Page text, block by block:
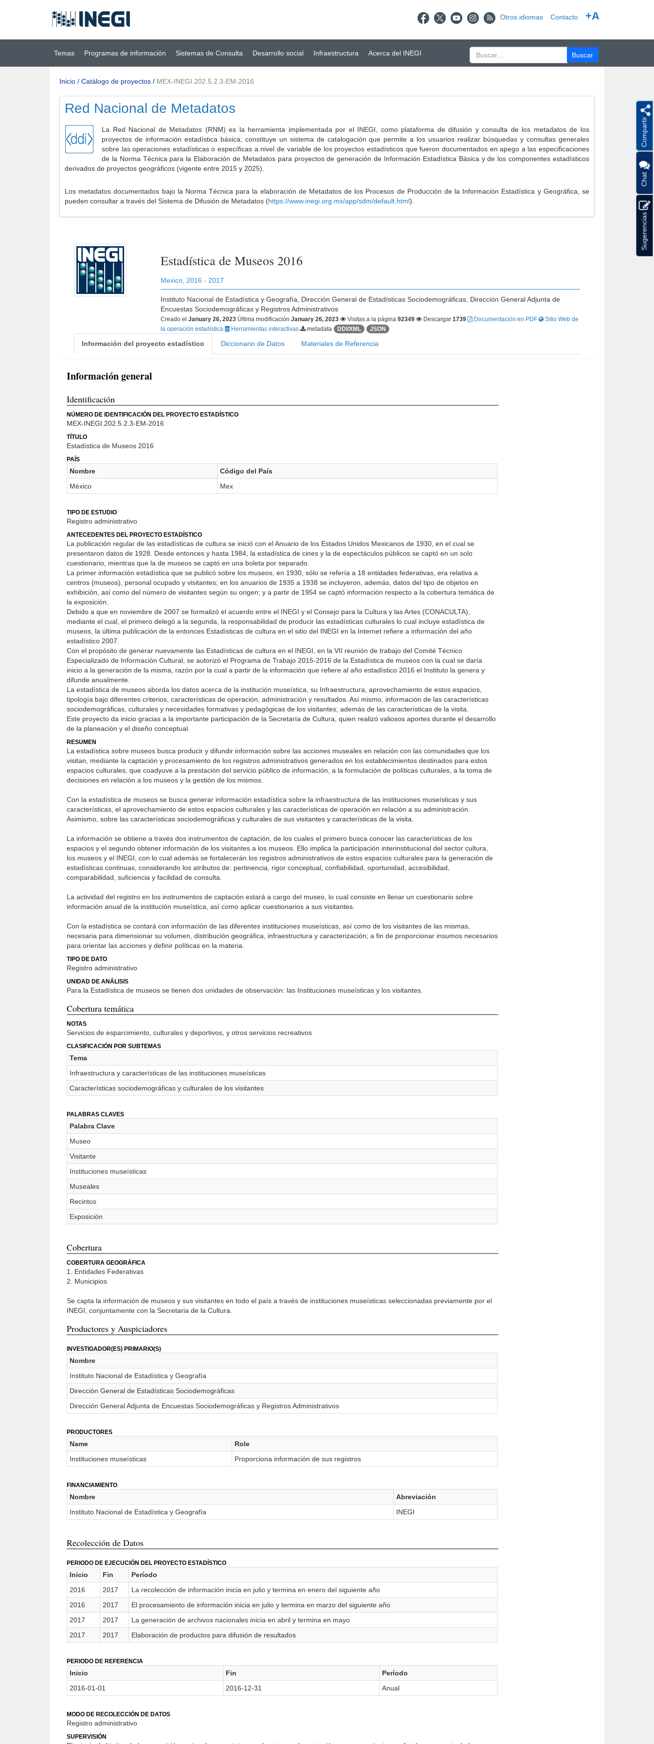
principal
(INEGI) Otros idiomas Contacto +A
Temas Programas de información Sistemas de Consulta Desarrollo social Infraestructura Acerca del INEGI
Inicio / Catálogo de proyectos / MEX-INEGI.202.5.2.3-EM-2016
Red Nacional de Metadatos
La Red Nacional de Metadatos (RNM) es la herramienta implementada por el INEGI, como plataforma de difusión y consulta de los metadatos de los
proyectos de información estadística básica; constituye un sistema de catalogación que permite a los usuarios realizar búsquedas y consultas generales
sobre las operaciones estadísticas o específicas a nivel de variable de los proyectos estadísticos que fueron documentados en apego a las especificaciones
de la Norma Técnica para la Elaboración de Metadatos para proyectos de generación de Información Estadística Básica y de los componentes estadísticos
derivados de proyectos geográficos (vigente entre 2015 y 2025).
Los metadatos documentados bajo la Norma Técnica para la elaboración de Metadatos de los Procesos de Producción de la Información Estadística y Geográfica, se
pueden consultar a través del Sistema de Difusión de Metadatos (https://www.inegi.org.mx/app/sdm/default.html).
Estadística de Museos 2016
Mexico 2016 - 2017
Instituto Nacional de Estadística y Geografía, Dirección General de Estadísticas Sociodemográficas, Dirección General Adjunta de
Encuestas Sociodemográficas y Registros Administrativos
Creado elJanuary 26, 2023 Última modificaciónJanuary 26, 2023 Visitas a la página92349 Descargar1739 Documentación en PDF
Sitio Web de
la operación estadística
Herramientas interactivas metadata DDI/XML JSON
Información del proyecto estadístico Diccionario de Datos Materiales de Referencia
Información general
Identificación
NÚMERO DE IDENTIFICACIÓN DEL PROYECTO ESTADÍSTICO
MEX-INEGI.202.5.2.3-EM-2016
TÍTULO
Estadística de Museos 2016
PAÍS
Nombre
Código del País
México
Mex
TIPO DE ESTUDIO
Registro administrativo
ANTECEDENTES DEL PROYECTO ESTADÍSTICO
La publicación regular de las estadísticas de cultura se inició con el Anuario de los Estados Unidos Mexicanos de 1930, en el cual se
presentaron datos de 1928. Desde entonces y hasta 1984, la estadística de cines y la de espectáculos públicos se captó en un solo
cuestionario, mientras que la de museos se captó en una boleta por separado.
La primer información estadística que se publicó sobre los museos, en 1930, sólo se refería a 18 entidades federativas, era relativa a
centros (museos), personal ocupado y visitantes; en los anuarios de 1935 a 1938 se incluyeron, además, datos del tipo de objetos en
exhibición, así como del número de visitantes según su origen; y a partir de 1954 se captó información respecto a la cobertura temática de
la exposición.
Debido a que en noviembre de 2007 se formalizó el acuerdo entre el INEGI y el Consejo para la Cultura y las Artes (CONACULTA),
mediante el cual, el primero delegó a la segunda, la responsabilidad de producir las estadísticas culturales lo cual incluye estadística de
museos, la última publicación de la entonces Estadísticas de cultura en el sitio del INEGI en la Internet refiere a información del año
estadístico 2007.
Con el propósito de generar nuevamente las Estadísticas de cultura en el INEGI, en la VII reunión de trabajo del Comité Técnico
Especializado de Información Cultural, se autorizó el Programa de Trabajo 2015-2016 de la Estadística de museos con la cual se daría
inicio a la generación de la misma, razón por la cual a partir de la información que refiere al año estadístico 2016 el Instituto la genera y
difunde anualmente.
La estadística de museos aborda los datos acerca de la institución museística, su Infraestructura, aprovechamiento de estos espacios,
tipología bajo diferentes criterios, características de operación, administración y resultados. Así mismo, información de las características
sociodemográficas, culturales y necesidades formativas y pedagógicas de los visitantes; además de las características de la visita.
Este proyecto da inicio gracias a la importante participación de la Secretaría de Cultura, quien realizó valiosos aportes durante el desarrollo
de la planeación y el diseño conceptual.
RESUMEN
La estadística sobre museos busca producir y difundir información sobre las acciones museales en relación con las comunidades que los
visitan, mediante la captación y procesamiento de los registros administrativos generados en los establecimientos destinados para estos
espacios culturales, que coadyuve a la prestación del servicio público de información, a la formulación de políticas culturales, a la toma de
decisiones en relación a los museos y la gestión de los mismos.
Con la estadística de museos se busca generar información estadística sobre la infraestructura de las instituciones museísticas y sus
características, el aprovechamiento de estos espacios culturales y las características de operación en relación a su administración.
Asimismo, sobre las características sociodemográficas y culturales de sus visitantes y características de la visita.
La información se obtiene a través dos instrumentos de captación, de los cuales el primero busca conocer las características de los
espacios y el segundo obtener información de los visitantes a los museos. Ello implica la participación interinstitucional del sector cultura,
los museos y el INEGI, con lo cual además se fortalecerán los registros administrativos de estos espacios culturales para la generación de
estadísticas continuas, considerando los atributos de: pertinencia, rigor conceptual, confiabilidad, oportunidad, accesibilidad,
comparabilidad, suficiencia y facilidad de consulta.
La actividad del registro en los instrumentos de captación estará a cargo del museo, lo cual consiste en llenar un cuestionario sobre
información anual de la institución museística, así como aplicar cuestionarios a sus visitantes.
Con la estadística se contará con información de las diferentes instituciones museísticas, así como de los visitantes de las mismas,
necesaria para dimensionar su volumen, distribución geográfica, infraestructura y caracterización; a fin de proporcionar insumos necesarios
para orientar las acciones y definir políticas en la materia.
TIPO DE DATO
Registro administrativo
UNIDAD DE ANÁLISIS
Para la Estadística de museos se tienen dos unidades de observación: las Instituciones museísticas y los visitantes.
Cobertura temática
NOTAS
Servicios de esparcimiento, culturales y deportivos, y otros servicios recreativos
CLASIFICACIÓN POR SUBTEMAS
Tema
Infraestructura y características de las instituciones museísticas
Características sociodemográficas y culturales de los visitantes
PALABRAS CLAVES
Palabra Clave
Museo
Visitante
Instituciones museísticas
Museales
Recintos
Exposición
Cobertura
COBERTURA GEOGRÁFICA
1. Entidades Federativas
2. Municipios
Se capta la información de museos y sus visitantes en todo el país a través de instituciones museísticas seleccionadas previamente por el
INEGI, conjuntamente con la Secretaria de la Cultura.
Productores y Auspiciadores
INVESTIGADOR(ES) PRIMARIO(S)
Nombre
Instituto Nacional de Estadística y Geografía
Dirección General de Estadísticas Sociodemográficas
Dirección General Adjunta de Encuestas Sociodemográficas y Registros Administrativos
PRODUCTORES
Name
Role
Instituciones museísticas
Proporciona información de sus registros
FINANCIAMIENTO
Nombre
Abreviación
Instituto Nacional de Estadística y Geografía
INEGI
Recolección de Datos
PERIODO DE EJECUCIÓN DEL PROYECTO ESTADÍSTICO
Inicio Fin
Período
2016
2017
La recolección de información inicia en julio y termina en enero del siguiente año
2016
2017
El procesamiento de información inicia en julio y termina en marzo del siguiente año
2017
2017
La generación de archivos nacionales inicia en abril y termina en mayo
2017
2017 Elaboración de productos para difusión de resultados
PERIODO DE REFERENCIA
Inicio Fin
Período
2016-01-01
2016-12-31 Anual
MODO DE RECOLECCIÓN DE DATOS
Registro administrativo
SUPERVISIÓN
Compartir
Chat
Sugerencias